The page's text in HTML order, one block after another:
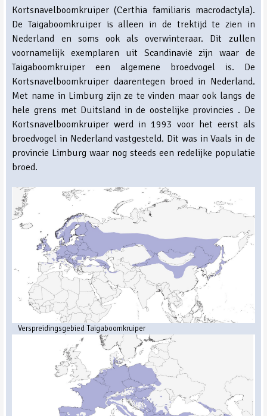
Kortsnavelboomkruiper (Certhia familiaris macrodactyla).
De Taigaboomkruiper is alleen in de trektijd te zien in
Nederland en soms ook als overwinteraar. Dit zullen
voornamelijk exemplaren uit Scandinavië zijn waar de
Taigaboomkruiper een algemene broedvogel is. De
Kortsnavelboomkruiper daarentegen broed in Nederland.
Met name in Limburg zijn ze te vinden maar ook langs de
hele grens met Duitsland in de oostelijke provincies . De
Kortsnavelboomkruiper werd in 1993 voor het eerst als
broedvogel in Nederland vastgesteld. Dit was in Vaals in de
provincie Limburg waar nog steeds een redelijke populatie
broed.
Verspreidingsgebied Taigaboomkruiper